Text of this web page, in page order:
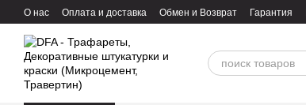
Перейти к основному контенту
О нас Оплата и доставка Обмен и Возврат Гарантия